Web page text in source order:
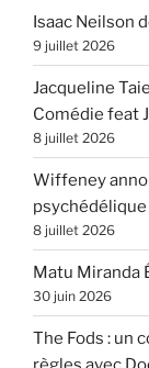
Isaac Neilson
9 juillet 2026
Jacqueline
Comédie feat
8 juillet 2026
Wiffeney
8 juillet 2026
Matu Miranda
30 juin 2026
The Fods : un